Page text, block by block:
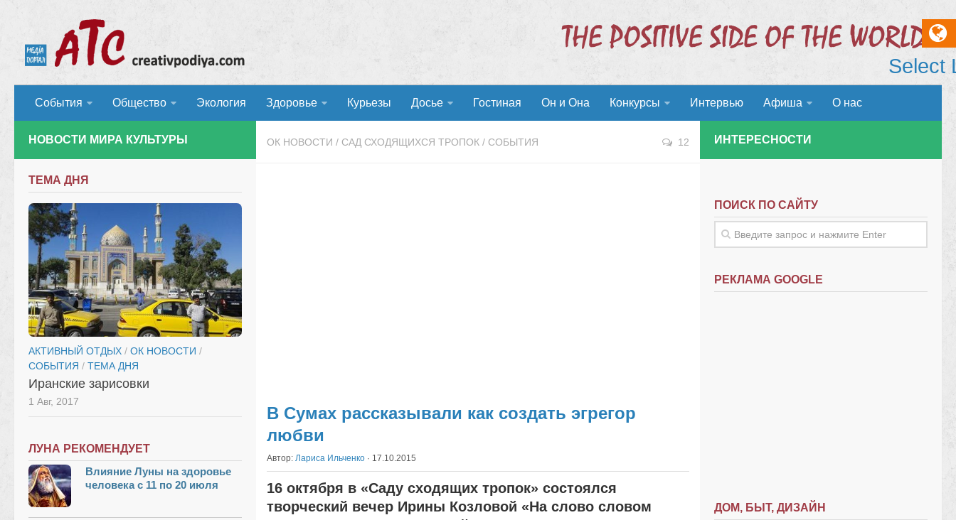
События Общество Экология Здоровье Курьезы Досье Гостиная Он и Она Конкурсы Интервью Афиша О нас
ОК НОВОСТИ / САД СХОДЯЩИХСЯ ТРОПОК / СОБЫТИЯ 12
В Сумах рассказывали как создать эгрегор
любви
Автор: Лариса Ильченко · 17.10.2015
16 октября в «Саду сходящих тропок» состоялся
творческий вечер Ирины Козловой «На слово словом
НОВОСТИ МИРА КУЛЬТУРЫ
ТЕМА ДНЯ
АКТИВНЫЙ ОТДЫХ / ОК НОВОСТИ /
СОБЫТИЯ / ТЕМА ДНЯ
Иранские зарисовки
1 Авг, 2017
ЛУНА РЕКОМЕНДУЕТ
Влияние Луны на здоровье
человека с 11 по 20 июля
ИНТЕРЕСНОСТИ
ПОИСК ПО САЙТУ
РЕКЛАМА GOOGLE
ДОМ, БЫТ, ДИЗАЙН
Select